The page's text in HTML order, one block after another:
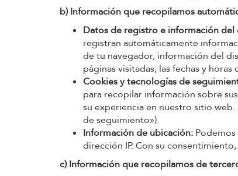
b) Información que recopilamos
Datos de registro e información
registran automáticamente
de tu navegador, información del
páginas visitadas, las fechas y
Cookies y tecnologías de
para recopilar información sobre
su experiencia en nuestro sitio
de seguimiento»).
Información de ubicación:
dirección IP. Con su
c) Información que recopilamos de